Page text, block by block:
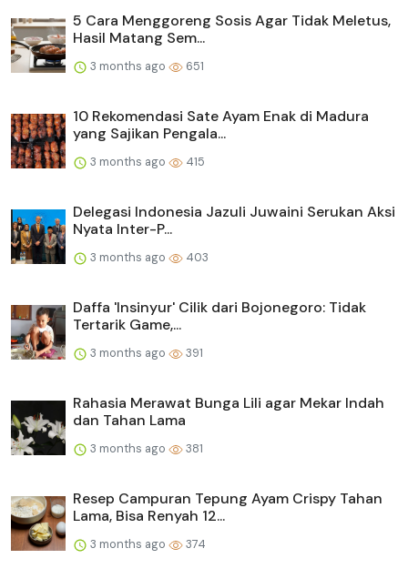
5 Cara Menggoreng Sosis Agar Tidak Meletus,
Hasil Matang Sem...
3 months ago 651
10 Rekomendasi Sate Ayam Enak di Madura
yang Sajikan Pengala...
3 months ago 415
Delegasi Indonesia Jazuli Juwaini Serukan Aksi
Nyata Inter-P...
3 months ago 403
Daffa 'Insinyur' Cilik dari Bojonegoro: Tidak
Tertarik Game,...
3 months ago 391
Rahasia Merawat Bunga Lili agar Mekar Indah
dan Tahan Lama
3 months ago 381
Resep Campuran Tepung Ayam Crispy Tahan
Lama, Bisa Renyah 12...
3 months ago 374